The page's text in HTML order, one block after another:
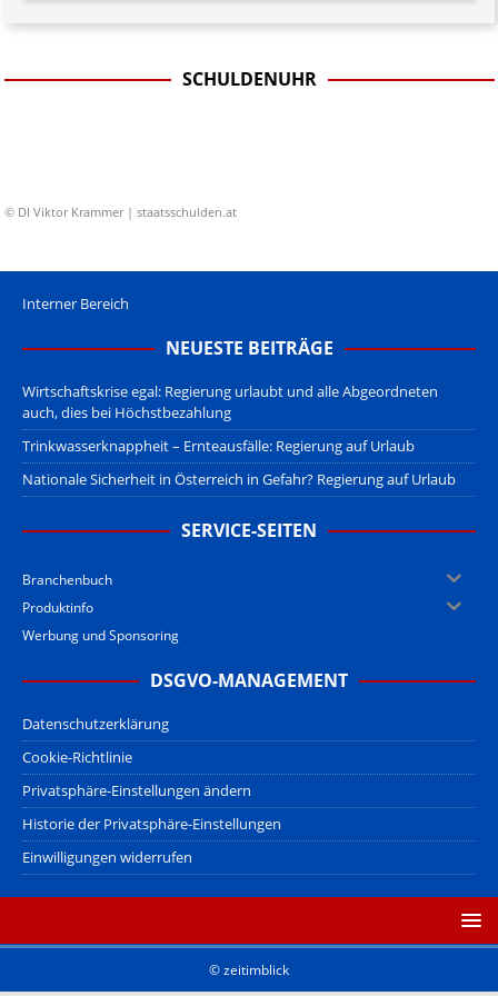
SCHULDENUHR
© DI Viktor Krammer | staatsschulden.at
Interner Bereich
NEUESTE BEITRÄGE
Wirtschaftskrise egal: Regierung urlaubt und alle Abgeordneten
auch, dies bei Höchstbezahlung
Trinkwasserknappheit – Ernteausfälle: Regierung auf Urlaub
Nationale Sicherheit in Österreich in Gefahr? Regierung auf Urlaub
SERVICE-SEITEN
Branchenbuch
Produktinfo
Werbung und Sponsoring
DSGVO-MANAGEMENT
Datenschutzerklärung
Cookie-Richtlinie
Privatsphäre-Einstellungen ändern
Historie der Privatsphäre-Einstellungen
Einwilligungen widerrufen
© zeitimblick